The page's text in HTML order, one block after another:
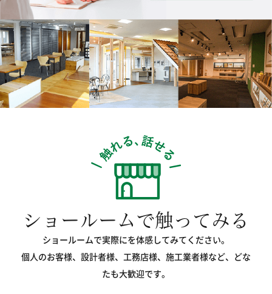
ショールームで触ってみる
ショールームで実際にを体感してみてください。
個人のお客様、設計者様、工務店様、施工業者様など、どな
たも大歓迎です。